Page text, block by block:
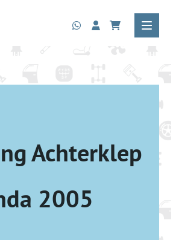
Achterklep
2005